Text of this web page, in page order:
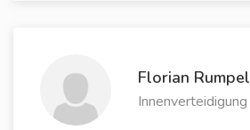
Florian Rumpel
Innenverteidigung